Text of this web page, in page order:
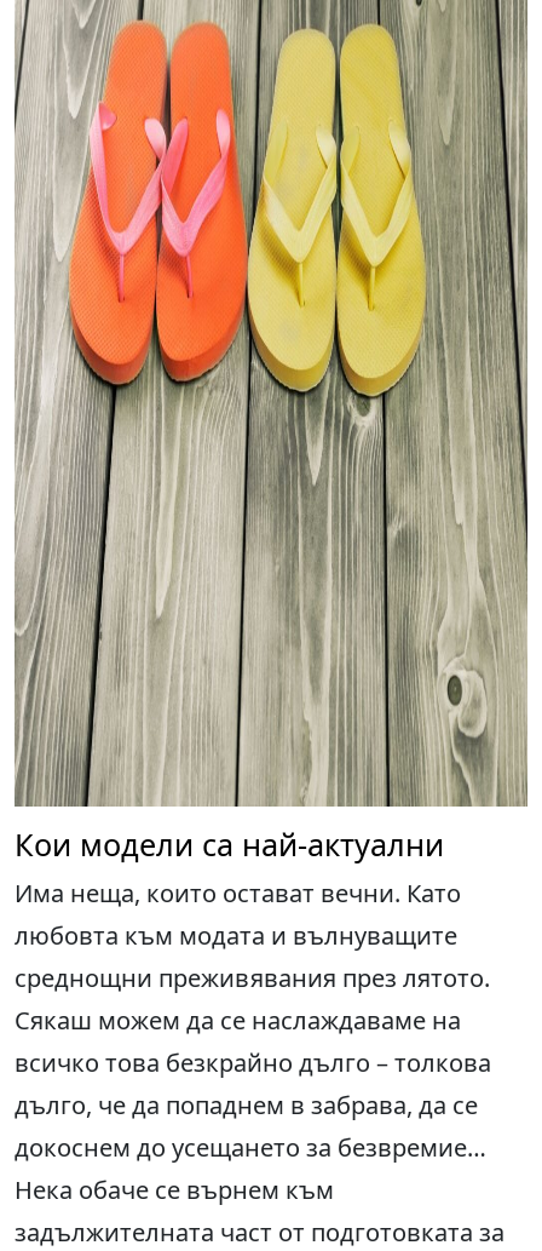
Кои модели са най-актуални
Има неща, които остават вечни. Като
любовта към модата и вълнуващите
среднощни преживявания през лятото.
Сякаш можем да се наслаждаваме на
всичко това безкрайно дълго – толкова
дълго, че да попаднем в забрава, да се
докоснем до усещането за безвремие…
Нека обаче се върнем към
задължителната част от подготовката за